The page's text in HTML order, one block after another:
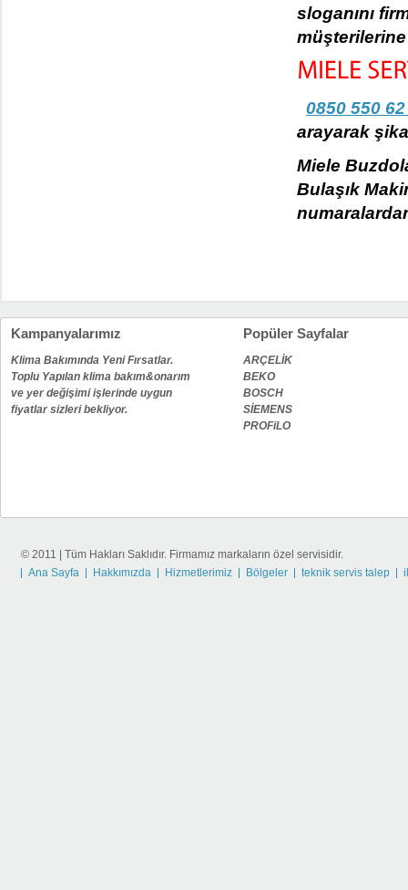
sloganını
0850 550
arayarak
Miele
Bulaşık
Kampanyalarımız
Klima Bakımında Yeni Fırsatlar.
Toplu Yapılan klima bakım&onarım
ve yer değişimi işlerinde uygun
fiyatlar sizleri bekliyor.
Popüler Sayfalar
ARÇELİK
BEKO
BOSCH
SİEMENS
PROFiLO
© 2011 | Tüm Hakları Saklıdır. Firmamız markaların özel servisidir.
Ana Sayfa
Hakkımızda Hizmetlerimiz Bölgeler teknik servis talep